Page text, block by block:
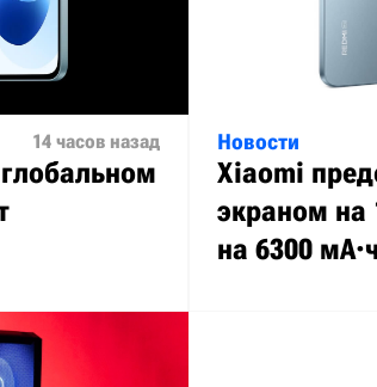
14 часов назад Новости
Xiaomi
экраном на
на 6300